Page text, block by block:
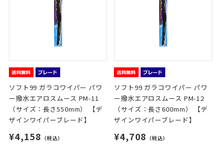
ソフト99 ガラコワイパー パワ
ー撥水エアロスムース PM-11
（サイズ：長さ550mm） 【デ
ザインワイパーブレード】
¥4,158 （税込）
ソフト99 ガラコワイパー パワ
ー撥水エアロスムース PM-12
（サイズ：長さ600mm） 【デ
ザインワイパーブレード】
¥4,708 （税込）